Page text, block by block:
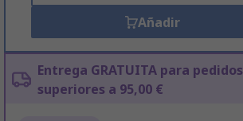
Añadir
Entrega GRATUITA para pedidos
superiores a 95,00 €